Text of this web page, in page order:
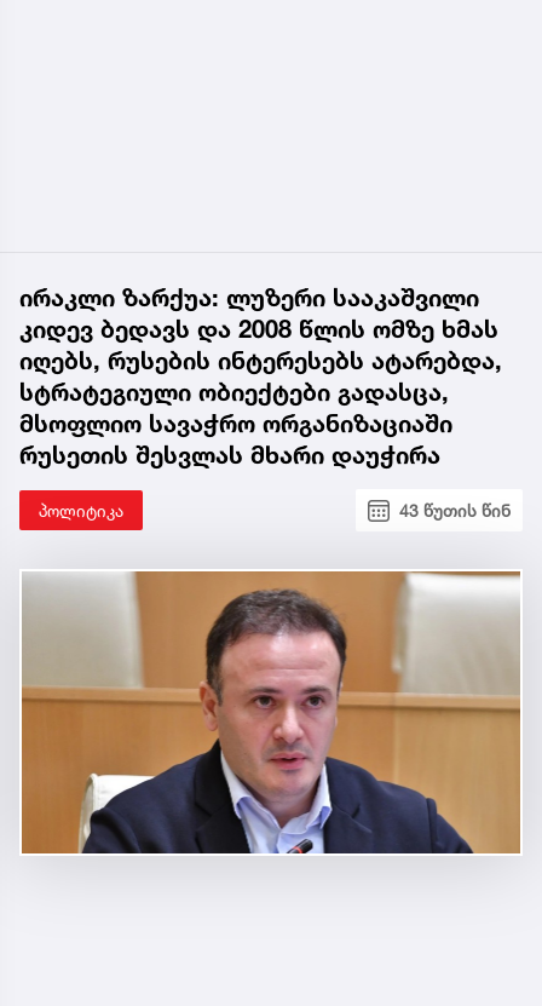
ირაკლი ზარქუა: ლუზერი სააკაშვილი
კიდევ ბედავს და 2008 წლის ომზე ხმას
იღებს, რუსების ინტერესებს ატარებდა,
სტრატეგიული ობიექტები გადასცა,
მსოფლიო სავაჭრო ორგანიზაციაში
რუსეთის შესვლას მხარი დაუჭირა
პოლიტიკა 43 წუთის წინ